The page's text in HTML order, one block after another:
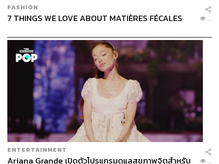
1.0K
ABOUT THE AUTHOR
UOB Privilege Banking
ช่วยดูแลและต่อยอดความมั่งคั่งในการลงทุน
ให้เติบโตอย่างยั่งยืน เพราะเรา “ใส่ใจทุกเรื่อง
FASHION
7 THINGS WE LOVE ABOUT MATIÈRES FÉCALES ...
ENTERTAINMENT
Ariana Grande เปิดตัวโปรแกรมดูแลสุขภาพจิตสำหรับ
...